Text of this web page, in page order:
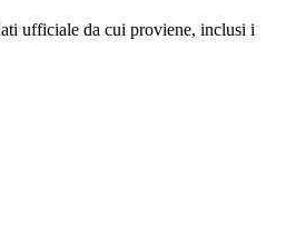
ufficiale da cui proviene, inclusi i